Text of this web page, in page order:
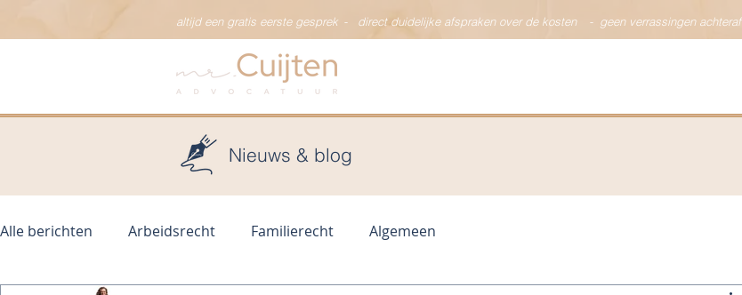
altijd een gratis eerste gesprek - direct duidelijke afspraken over de kosten - geen verrassingen achteraf
Nieuws & blog
Alle berichten Arbeidsrecht Familierecht Algemeen